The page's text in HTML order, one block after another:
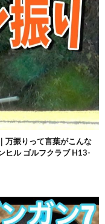
万振りって言葉がこんな
ヒル ゴルフクラブ H13-